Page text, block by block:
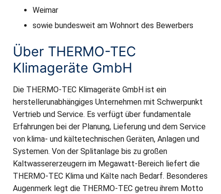
Weimar
sowie bundesweit am Wohnort des Bewerbers
Über THERMO-TEC
Klimageräte GmbH
Die THERMO-TEC Klimageräte GmbH ist ein
herstellerunabhängiges Unternehmen mit Schwerpunkt
Vertrieb und Service. Es verfügt über fundamentale
Erfahrungen bei der Planung, Lieferung und dem Service
von klima- und kältetechnischen Geräten, Anlagen und
Systemen. Von der Splitanlage bis zu großen
Kaltwassererzeugern im Megawatt-Bereich liefert die
THERMO-TEC Klima und Kälte nach Bedarf. Besonderes
Augenmerk legt die THERMO-TEC getreu ihrem Motto